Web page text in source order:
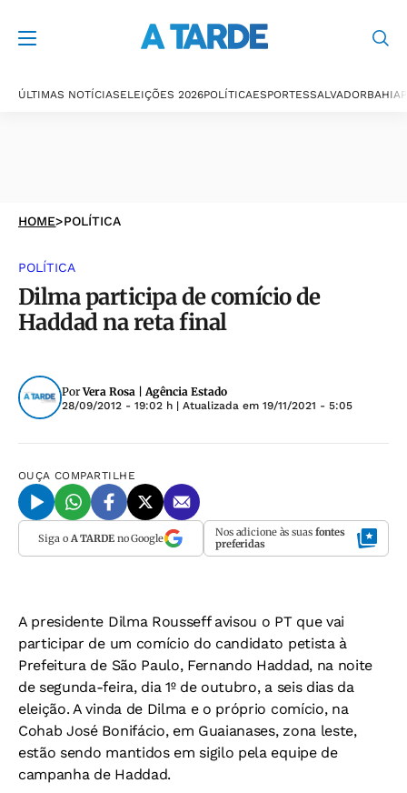
ÚLTIMAS NOTÍCIASELEIÇÕES 2026POLÍTICAESPORTESSALVADORBAHIA
HOME>POLÍTICA
POLÍTICA
Dilma participa de comício de
Haddad na reta final
PorVera Rosa | Agência Estado
28/09/2012 - 19:02 h | Atualizada em 19/11/2021 - 5:05
OUÇA COMPARTILHE
Siga o A TARDEno Google Nos adicione às suas fontes
preferidas
A presidente Dilma Rousseff avisou o PT que vai
participar de um comício do candidato petista à
Prefeitura de São Paulo, Fernando Haddad, na noite
de segunda-feira, dia 1º de outubro, a seis dias da
eleição. A vinda de Dilma e o próprio comício, na
Cohab José Bonifácio, em Guaianases, zona leste,
estão sendo mantidos em sigilo pela equipe de
campanha de Haddad.